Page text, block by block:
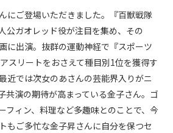
にご登場いただきました。『百獣戦隊
公ガオレッド役が注目を集め、その
に出演。抜群の運動神経で『スポーツ
スリートをおさえて種目別1位を獲得す
近では次女のあさんの芸能界入りがニ
共演の期待が高まっている金子さん。ゴ
フィン、料理など多趣味とのことで、今
もご多忙な金子昇さんに自分を保つセ